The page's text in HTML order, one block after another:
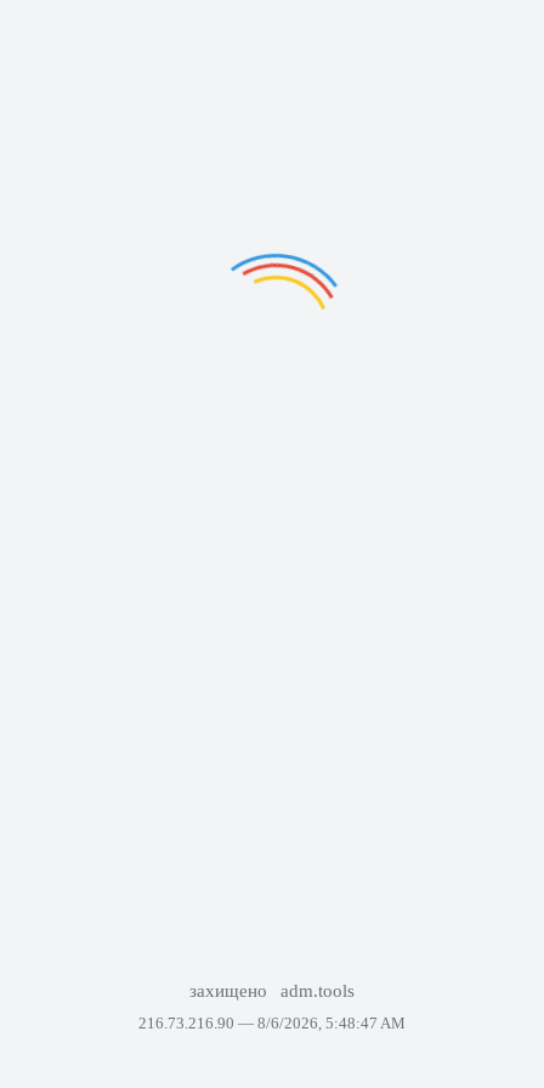
захищено adm.tools
216.73.216.90 — 8/6/2026, 5:48:47 AM